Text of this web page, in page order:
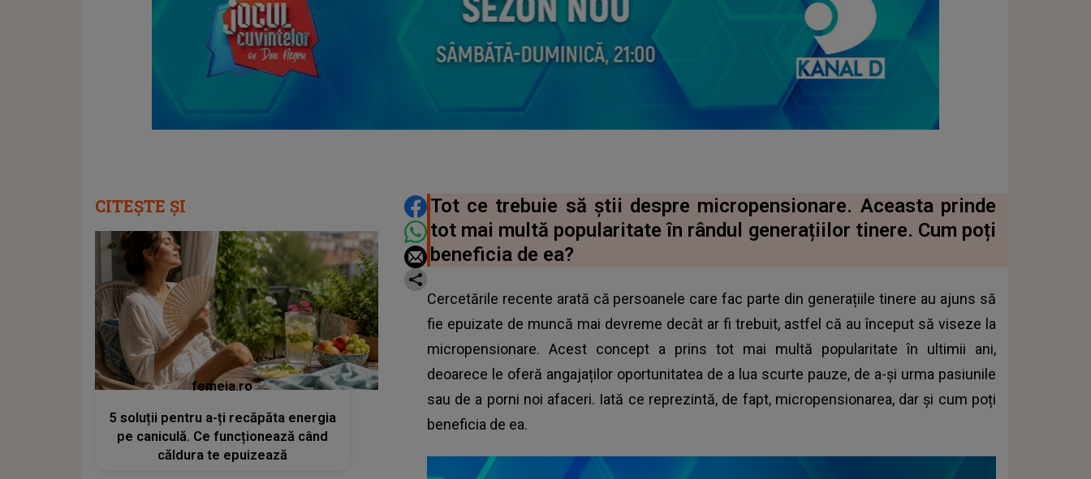
DISTRIBUIE ARTICOLUL
Tot ce trebuie să știi despre micropensionare. Aceasta prinde
tot mai multă popularitate în rândul generațiilor tinere. Cum poți
beneficia de ea?
Cercetările recente arată că persoanele care fac parte din generațiile tinere au ajuns să
fie epuizate de muncă mai devreme decât ar fi trebuit, astfel că au început să viseze la
micropensionare. Acest concept a prins tot mai multă popularitate în ultimii ani,
deoarece le oferă angajaților oportunitatea de a lua scurte pauze, de a-și urma pasiunile
sau de a porni noi afaceri. Iată ce reprezintă, de fapt, micropensionarea, dar și cum poți
beneficia de ea.
CITEȘTE ȘI
femeia.ro
5 soluții pentru a-ți recăpăta energia
pe caniculă. Ce funcționează când
căldura te epuizează